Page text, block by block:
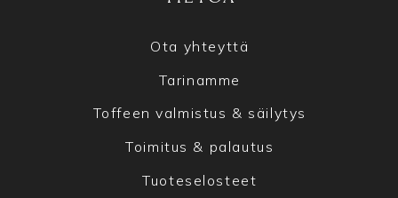
Ota yhteyttä
Tarinamme
Toffeen valmistus & säilytys
Toimitus & palautus
Tuoteselosteet